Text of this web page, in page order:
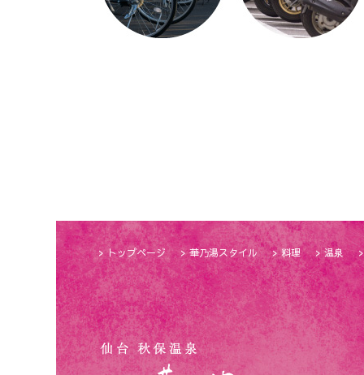
トップページ 華乃湯スタイル 料理 温泉